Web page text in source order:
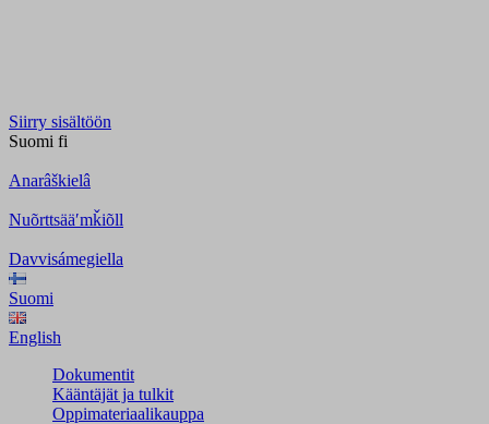
Siirry sisältöön
Suomi fi
Anarâškielâ
Nuõrttsääʹmǩiõll
Davvisámegiella
Suomi
English
Dokumentit
Kääntäjät ja tulkit
Oppimateriaalikauppa